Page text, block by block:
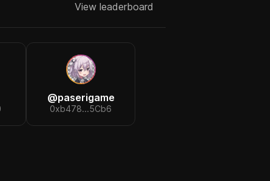
View leaderboard
@paserigame
0xb478...5Cb6